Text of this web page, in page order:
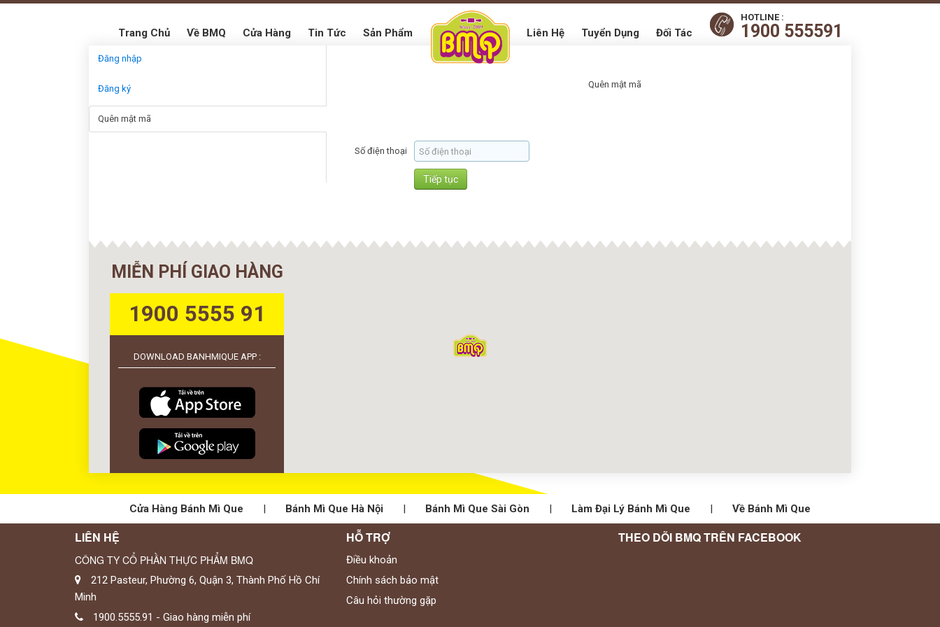
Trang Chủ Về BMQ Cửa Hàng Tin Tức Sản Phẩm
HOTLINE :
1900 555591
Đối Tác
Tuyển Dụng
Liên Hệ
Đăng nhập
Đăng ký
Quên mật mã
Quên mật mã
Số điện thoại
Tiếp tục
MIỄN PHÍ GIAO HÀNG
1900 5555 91
DOWNLOAD BANHMIQUE APP :
Cửa Hàng Bánh Mì Que | Bánh Mì Que Hà Nội | Bánh Mì Que Sài Gòn | Làm Đại Lý Bánh Mì Que | Về Bánh Mì Que
LIÊN HỆ
CÔNG TY CỔ PHẦN THỰC PHẨM BMQ
212 Pasteur, Phường 6, Quận 3, Thành Phố Hồ Chí
Minh
1900.5555.91 - Giao hàng miễn phí
HỖ TRỢ
Điều khoản
Chính sách bảo mật
Câu hỏi thường gặp
THEO DÕI BMQ TRÊN FACEBOOK